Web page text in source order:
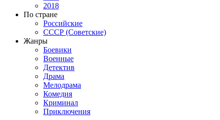
2018
По стране
Российские
СССР (Советские)
Жанры
Боевики
Военные
Детектив
Драма
Мелодрама
Комедия
Криминал
Приключения